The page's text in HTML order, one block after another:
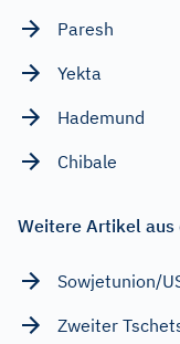
Paresh
Yekta
Hademund
Chibale
Weitere Artikel aus
Sowjetunion/
Zweiter